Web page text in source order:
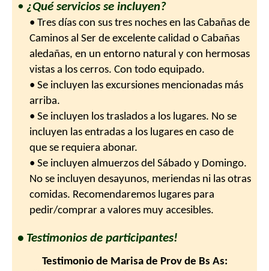
• ¿Qué servicios se incluyen?
• Tres días con sus tres noches en las Cabañas de
Caminos al Ser de excelente calidad o Cabañas
aledañas, en un entorno natural y con hermosas
vistas a los cerros. Con todo equipado.
• Se incluyen las excursiones mencionadas más
arriba.
• Se incluyen los traslados a los lugares. No se
incluyen las entradas a los lugares en caso de
que se requiera abonar.
• Se incluyen almuerzos del Sábado y Domingo.
No se incluyen desayunos, meriendas ni las otras
comidas. Recomendaremos lugares para
pedir/comprar a valores muy accesibles.
• Testimonios de participantes!
Testimonio de Marisa de Prov de Bs As: